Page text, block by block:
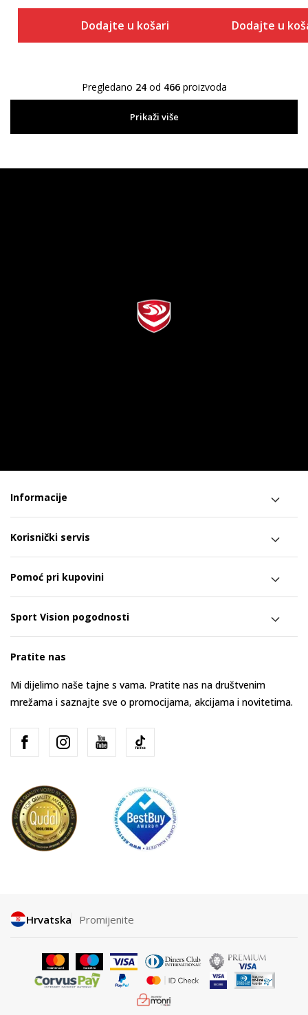
Dodajte u košaricu Dodajte u
Pregledano 24od 466proizvoda
Prikaži više
Informacije
Korisnički servis
Pomoć pri kupovini
Sport Vision pogodnosti
Pratite nas
Mi dijelimo naše tajne s vama. Pratite nas na društvenim
mrežama i saznajte sve o promocijama, akcijama i novitetima.
Hrvatska Promijenite